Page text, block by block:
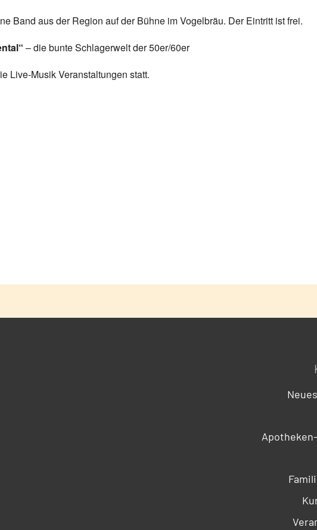
Band aus der Region auf der Bühne im Vogelbräu. Der Eintritt ist frei.
– die bunte Schlagerwelt der 50er/60er
Live-Musik Veranstaltungen statt.